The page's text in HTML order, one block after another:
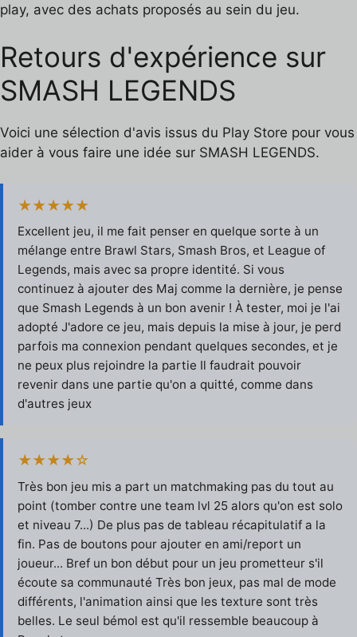
play, avec des achats proposés au sein du jeu.
Retours d'expérience sur
SMASH LEGENDS
Voici une sélection d'avis issus du Play Store pour vous
aider à vous faire une idée sur SMASH LEGENDS.
★★★★★
Excellent jeu, il me fait penser en quelque sorte à un
mélange entre Brawl Stars, Smash Bros, et League of
Legends, mais avec sa propre identité. Si vous
continuez à ajouter des Maj comme la dernière, je pense
que Smash Legends à un bon avenir ! À tester, moi je l'ai
adopté J'adore ce jeu, mais depuis la mise à jour, je perd
parfois ma connexion pendant quelques secondes, et je
ne peux plus rejoindre la partie Il faudrait pouvoir
revenir dans une partie qu'on a quitté, comme dans
d'autres jeux
★★★★☆
Très bon jeu mis a part un matchmaking pas du tout au
point (tomber contre une team lvl 25 alors qu'on est solo
et niveau 7...) De plus pas de tableau récapitulatif a la
fin. Pas de boutons pour ajouter en ami/report un
joueur... Bref un bon début pour un jeu prometteur s'il
écoute sa communauté Très bon jeux, pas mal de mode
différents, l'animation ainsi que les texture sont très
belles. Le seul bémol est qu'il ressemble beaucoup à